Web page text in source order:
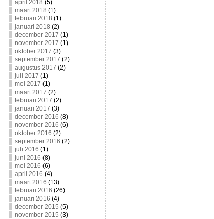
april 2018 (5)
maart 2018 (1)
februari 2018 (1)
januari 2018 (2)
december 2017 (1)
november 2017 (1)
oktober 2017 (3)
september 2017 (2)
augustus 2017 (2)
juli 2017 (1)
mei 2017 (1)
maart 2017 (2)
februari 2017 (2)
januari 2017 (3)
december 2016 (8)
november 2016 (6)
oktober 2016 (2)
september 2016 (2)
juli 2016 (1)
juni 2016 (8)
mei 2016 (6)
april 2016 (4)
maart 2016 (13)
februari 2016 (26)
januari 2016 (4)
december 2015 (5)
november 2015 (3)